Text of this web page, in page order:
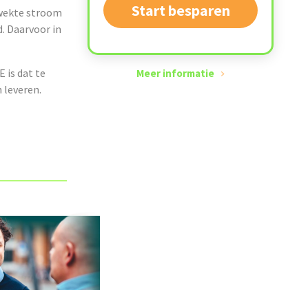
Start besparen
Meer informatie
stroom
Daarvoor in
is dat te